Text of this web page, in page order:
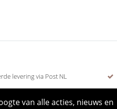
levering via Post NL
van alle acties, nieuws en